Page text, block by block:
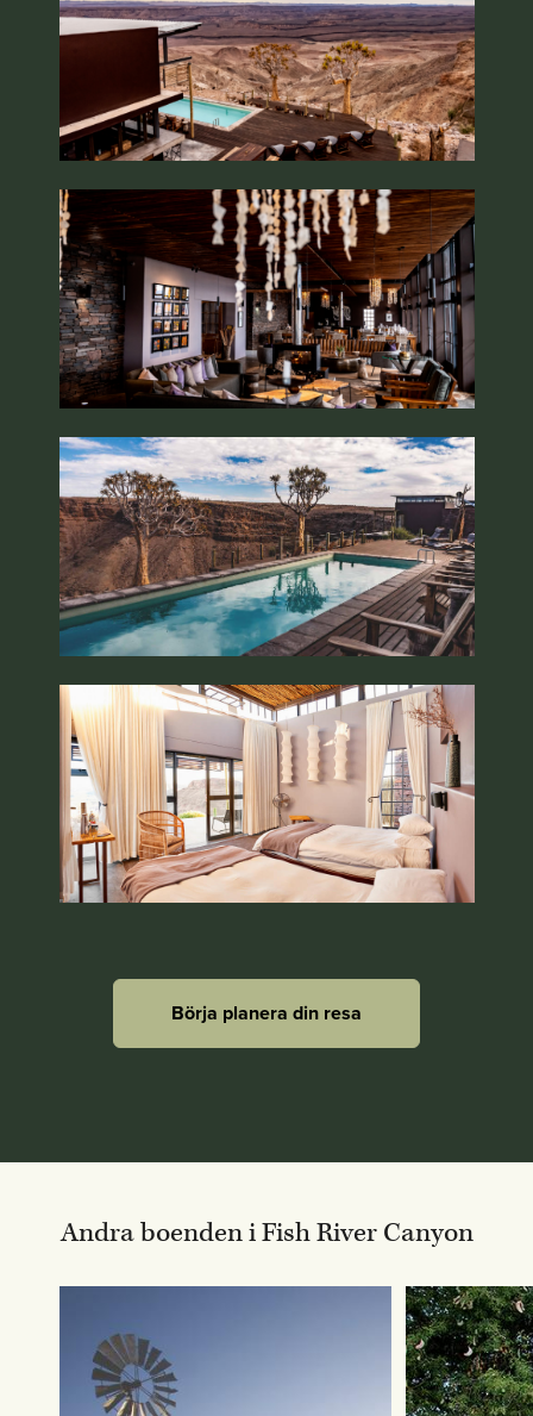
Börja planera din resa
Andra boenden i Fish River Canyon